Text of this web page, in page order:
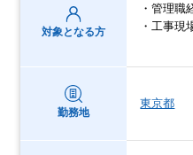
対象となる方
・管理職
・工事現
勤務地
東京都